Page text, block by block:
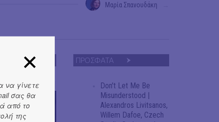
Μαρία Σπανουδάκη
ΠΡΟΣΦΑΤΑ
Don't Let Me Be
Misunderstood |
Alexandros Livitsanos,
Willem Dafoe, Czech
να γίνετε
σας θα
από το
της